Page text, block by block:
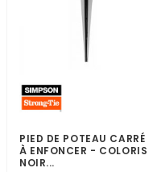
PIED DE POTEAU CARRÉ
À ENFONCER - COLORIS
NOIR...